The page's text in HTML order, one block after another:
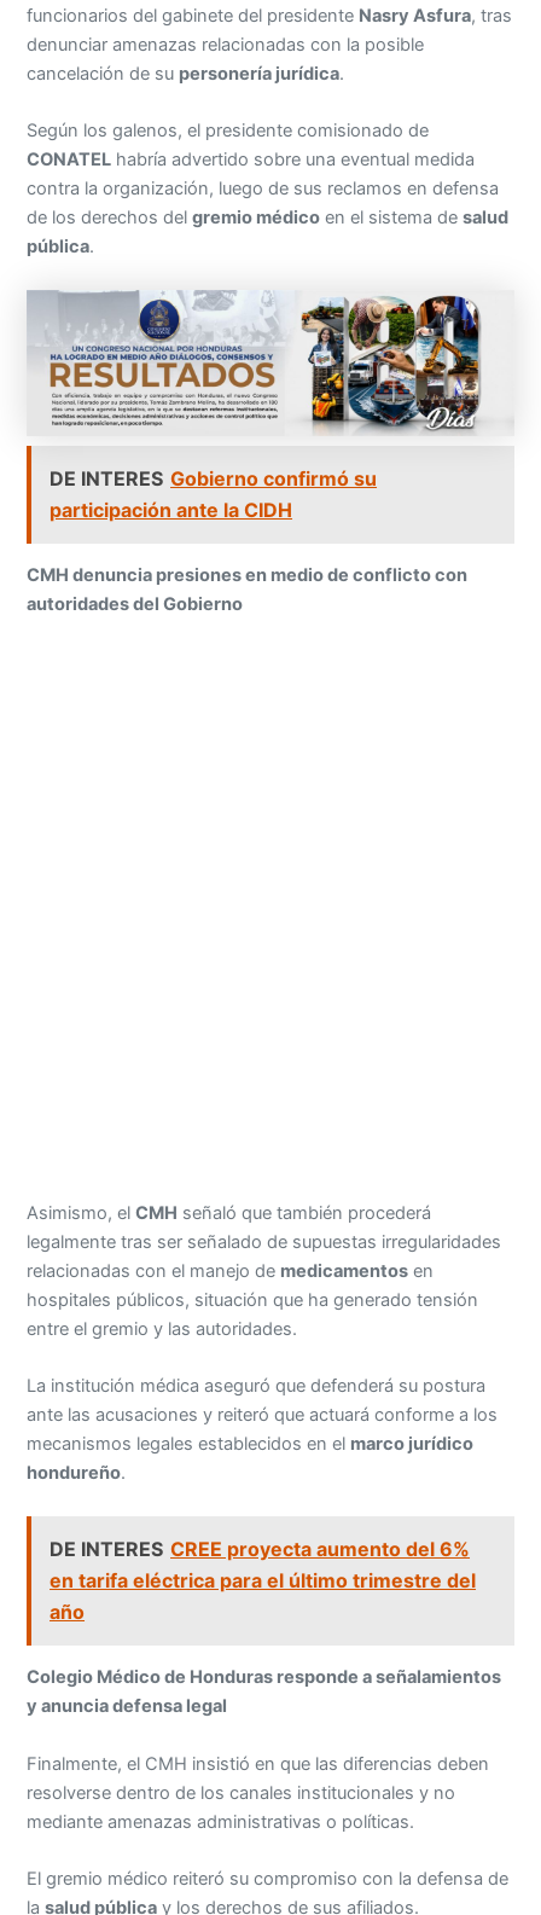
funcionarios del gabinete del presidente Nasry Asfura, tras
denunciar amenazas relacionadas con la posible
cancelación de su personería jurídica.
Según los galenos, el presidente comisionado de
CONATEL habría advertido sobre una eventual medida
contra la organización, luego de sus reclamos en defensa
de los derechos delgremio médico en el sistema desalud
pública.
DE INTERES Gobierno confirmó su
participación ante la CIDH
CMH denuncia presiones en medio de conflicto con
autoridades del Gobierno
Asimismo, elCMH señaló que también procederá
legalmente tras ser señalado de supuestas irregularidades
relacionadas con el manejo de medicamentos en
hospitales públicos, situación que ha generado tensión
entre el gremio y las autoridades.
La institución médica aseguró que defenderá su postura
ante las acusaciones y reiteró que actuará conforme a los
mecanismos legales establecidos en el marco jurídico
hondureño.
DE INTERES CREE proyecta aumento del 6%
en tarifa eléctrica para el último trimestre del
año
Colegio Médico de Honduras responde a señalamientos
y anuncia defensa legal
Finalmente, el CMH insistió en que las diferencias deben
resolverse dentro de los canales institucionales y no
mediante amenazas administrativas o políticas.
El gremio médico reiteró su compromiso con la defensa de
lasalud pública y los derechos de sus afiliados.